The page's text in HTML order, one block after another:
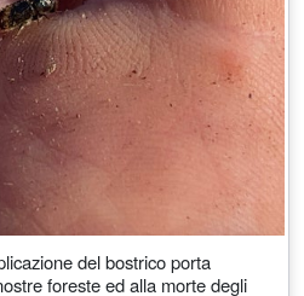
del bostrico porta
foreste ed alla morte degli